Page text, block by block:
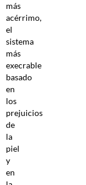
más
acérrimo,
el
sistema
más
execrable
basado
en
los
prejuicios
de
la
piel
y
en